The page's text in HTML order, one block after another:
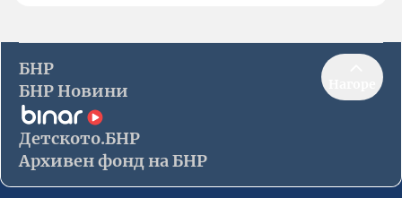
БНР
БНР Новини
Детското.БНР
Архивен фонд на БНР